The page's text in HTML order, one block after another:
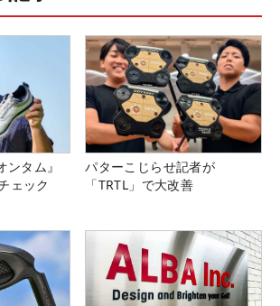
ンタム』
ェック
パターこじらせ記者が
「TRTL」で大改善